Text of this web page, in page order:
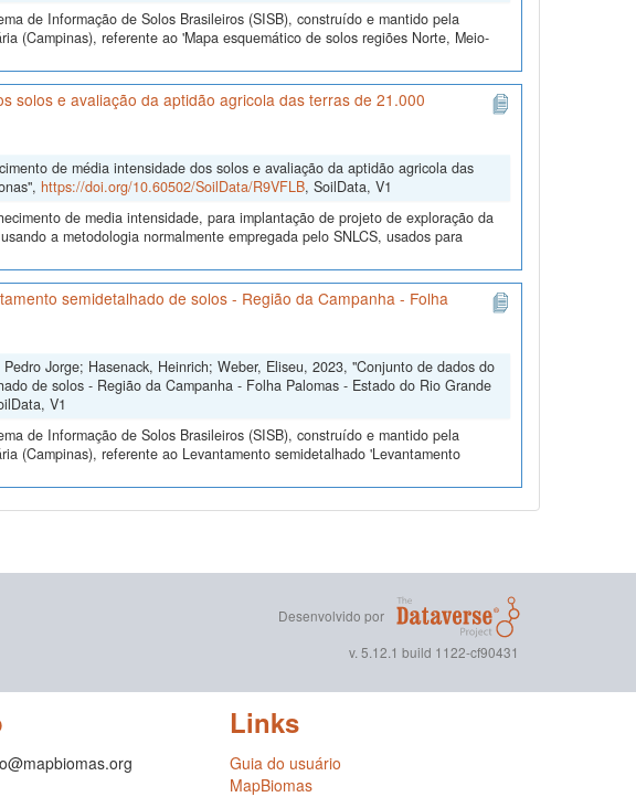
de Informação de Solos Brasileiros (SISB), construído e mantido pela
(Campinas), referente ao 'Mapa esquemático de solos regiões Norte, Meio-
solos e avaliação da aptidão agricola das terras de 21.000
de média intensidade dos solos e avaliação da aptidão agricola das
https://doi.org/10.60502/SoilData/R9VFLB, SoilData, V1
de media intensidade, para implantação de projeto de exploração da
a metodologia normalmente empregada pelo SNLCS, usados para
semidetalhado de solos - Região da Campanha - Folha
Jorge; Hasenack, Heinrich; Weber, Eliseu, 2023, "Conjunto de dados do
de solos - Região da Campanha - Folha Palomas - Estado do Rio Grande
V1
de Informação de Solos Brasileiros (SISB), construído e mantido pela
(Campinas), referente ao Levantamento semidetalhado 'Levantamento
Desenvolvido por
v. 5.12.1 build 1122-cf90431
Links
Guia do usuário
MapBiomas